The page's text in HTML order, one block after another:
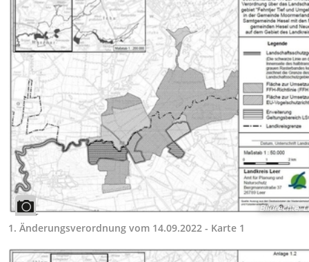
Bildrechte:
1. Änderungsverordnung vom 14.09.2022 - Karte 1